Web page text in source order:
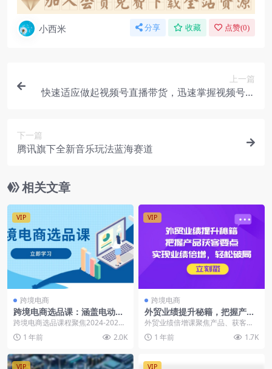
小西米 分享 收藏 点赞(0)
上一篇
快速适应做起视频号直播带货，迅速掌握视频号直
下一篇
腾讯旗下全新音乐玩法蓝海赛道
相关文章
VIP
跨境电商
跨境电商选品课：涵盖电动滑
板车、健康医疗、电子游戏、
厨房用品、宠物等
跨境电商选品课程聚焦2024-2025
年蓝海市场，涵盖电动滑板车、健
康医疗、电子...
1 年前 2.0K
VIP
跨境电商
外贸业绩提升秘籍，把握产品
获客要点，实现业绩倍增，轻
松破局
外贸业绩倍增课聚焦产品、获客、
成交三个关键环节，提供从策略技
巧到实战案例的全面指...
1 年前 1.7K
VIP VIP